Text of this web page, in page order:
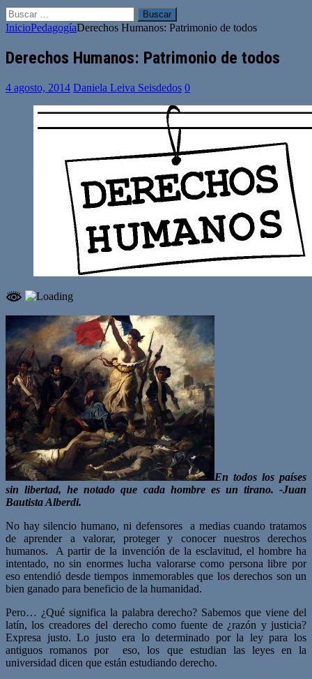
Buscar:
InicioPedagogíaDerechos Humanos: Patrimonio de todos
Derechos Humanos: Patrimonio de todos
4 agosto, 2014 Daniela Leiva Seisdedos 0
En todos los países
sin libertad, he notado que cada hombre es un tirano. -Juan
Bautista Alberdi.
No hay silencio humano, ni defensores a medias cuando tratamos
de aprender a valorar, proteger y conocer nuestros derechos
humanos. A partir de la invención de la esclavitud, el hombre ha
intentado, no sin enormes lucha valorarse como persona libre por
eso entendió desde tiempos inmemorables que los derechos son un
bien ganado para beneficio de la humanidad.
Pero… ¿Qué significa la palabra derecho? Sabemos que viene del
latín, los creadores del derecho como fuente de ¿razón y justicia?
Expresa justo. Lo justo era lo determinado por la ley para los
antiguos romanos por eso, los que estudian las leyes en la
universidad dicen que están estudiando derecho.